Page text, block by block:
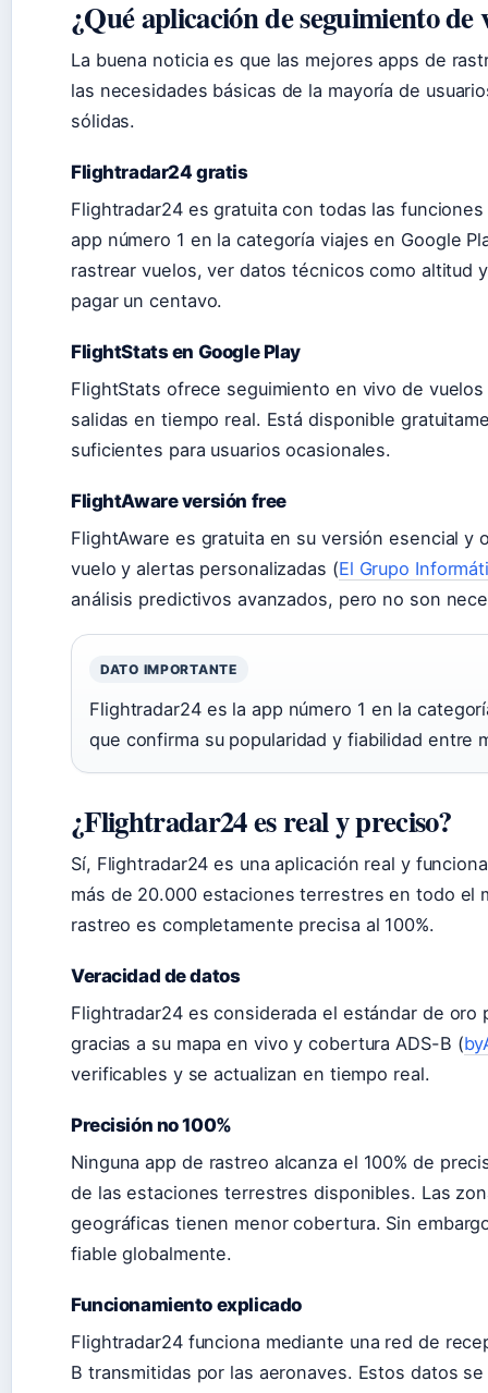
¿Qué aplicación de seguimiento de
La buena noticia es que las mejores apps de
las necesidades básicas de la mayoría de
sólidas.
Flightradar24 gratis
Flightradar24 es gratuita con todas las
app número 1 en la categoría viajes en Google
rastrear vuelos, ver datos técnicos como altitud
pagar un centavo.
FlightStats en Google Play
FlightStats ofrece seguimiento en vivo de
salidas en tiempo real. Está disponible
suficientes para usuarios ocasionales.
FlightAware versión free
FlightAware es gratuita en su versión esencial
vuelo y alertas personalizadas (El Grupo
análisis predictivos avanzados, pero no son
DATO IMPORTANTE
Flightradar24 es la app número 1 en la
que confirma su popularidad y fiabilidad entre
¿Flightradar24 es real y preciso?
Sí, Flightradar24 es una aplicación real y
más de 20.000 estaciones terrestres en todo el
rastreo es completamente precisa al 100%.
Veracidad de datos
Flightradar24 es considerada el estándar de
gracias a su mapa en vivo y cobertura ADS-B (
verificables y se actualizan en tiempo real.
Precisión no 100%
Ninguna app de rastreo alcanza el 100% de
de las estaciones terrestres disponibles. Las
geográficas tienen menor cobertura. Sin
fiable globalmente.
Funcionamiento explicado
Flightradar24 funciona mediante una red de
B transmitidas por las aeronaves. Estos datos